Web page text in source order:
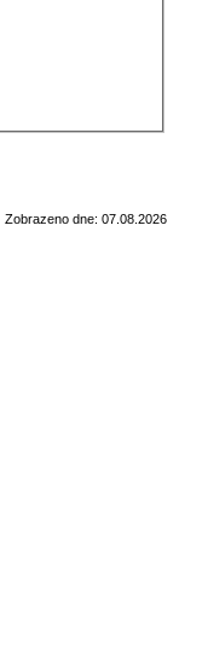
Zobrazeno dne: 07.08.2026